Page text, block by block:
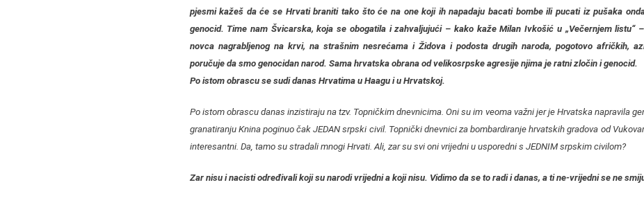
pjesmi kažeš da će se Hrvati braniti tako što će na one koji ih napadaju bacati bombe ili pucati iz pušaka
genocid. Time nam Švicarska, koja se obogatila i zahvaljujući – kako kaže Milan Ivkošić u „Večernjem listu“
novca nagrabljenog na krvi, na strašnim nesrećama i Židova i podosta drugih naroda, pogotovo afričkih,
poručuje da smo genocidan narod. Sama hrvatska obrana od velikosrpske agresije njima je ratni zločin i genocid.
Po istom obrascu se sudi danas Hrvatima u Haagu i u Hrvatskoj.
Po istom obrascu danas inzistiraju na tzv. Topničkim dnevnicima. Oni su im veoma važni jer je Hrvatska napravila
granatiranju Knina poginuo čak JEDAN srpski civil. Topnički dnevnici za bombardiranje hrvatskih gradova od
interesantni. Da, tamo su stradali mnogi Hrvati. Ali, zar su svi oni vrijedni u usporedni s JEDNIM srpskim civilom?
Zar nisu i nacisti određivali koji su narodi vrijedni a koji nisu. Vidimo da se to radi i danas, a ti ne-vrijedni se ne